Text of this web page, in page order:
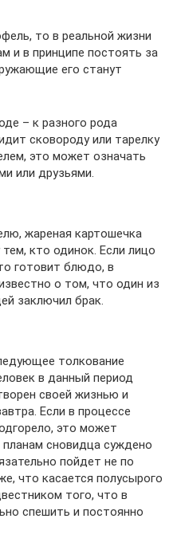
то в реальной жизни
и в принципе постоять за
его станут
– к разного рода
сковороду или тарелку
это может означать
или друзьями.
жареная картошечка
кто одинок. Если лицо
готовит блюдо, в
о том, что один из
заключил брак.
толкование
в данный период
своей жизнью и
Если в процессе
это может
сновидца суждено
пойдет не по
что касается полусырого
того, что в
спешить и постоянно